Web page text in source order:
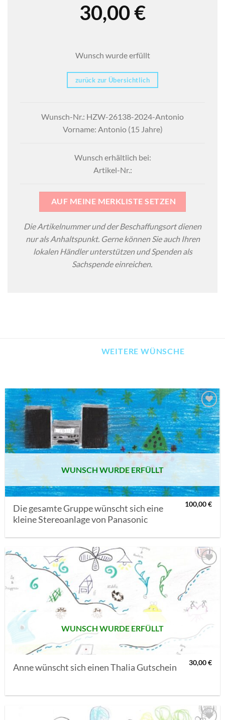
30,00€
Wunsch wurde erfüllt
zurück zur Übersichtlich
Wunsch-Nr.: HZW-26138-2024-Antonio
Vorname: Antonio (15 Jahre)
Wunsch erhältlich bei:
Artikel-Nr.:
AUF MEINE MERKLISTE SETZEN
Die Artikelnummer und der Beschaffungsort dienen
nur als Anhaltspunkt. Gerne können Sie auch Ihren
lokalen Händler unterstützen und Spenden als
Sachspende einreichen.
WEITERE WÜNSCHE
AUF MEINE
MERKLISTE
SETZEN
WUNSCH WURDE ERFÜLLT
Die gesamte Gruppe wünscht sich eine
kleine Stereoanlage von Panasonic
100,00€
AUF MEINE
MERKLISTE
SETZEN
WUNSCH WURDE ERFÜLLT
Anne wünscht sich einen Thalia Gutschein 30,00€